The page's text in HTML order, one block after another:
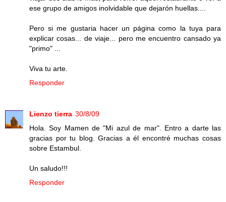
ese grupo de amigos inolvidable que dejarón huellas....
Pero si me gustaria hacer un página como la tuya para
explicar cosas... de viaje... pero me encuentro cansado ya
"primo" ...
Viva tu arte.
Responder
Lienzo tierra 30/8/09
Hola. Soy Mamen de "Mi azul de mar". Entro a darte las
gracias por tu blog. Gracias a él encontré muchas cosas
sobre Estambul.
Un saludo!!!
Responder